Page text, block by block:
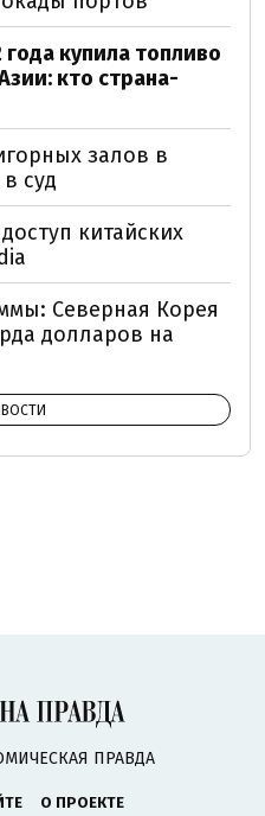
купила топливо
кто страна-
залов в
суд
китайских
Северная Корея
долларов на
ПРАВДА
О ПРОЕКТЕ